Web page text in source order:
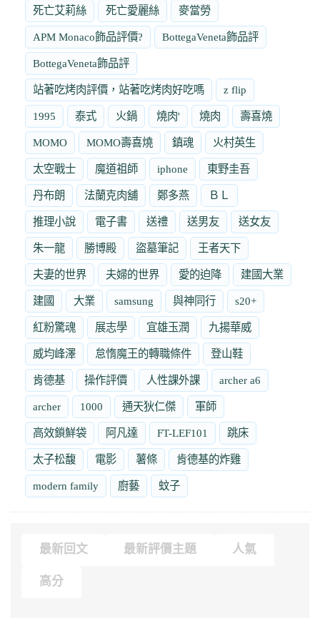
死亡艾莉絲 死亡愛麗絲 麥當勞
APM Monaco飾品評價? BottegaVeneta飾品評
BottegaVeneta飾品評
站著吃烤肉評價，站著吃烤肉好吃嗎 z flip
1995 泰式 火鍋 燒肉' 燒肉 壽喜燒
MOMO MOMO壽喜燒 鎮魂 火村英生
太空戰士 魔道祖師 iphone 東野圭吾
丹布朗 法蘭克肉舖 鄭多燕 ＢＬ
推理小說 電子書 送禮 送男友 送女友
朱一龍 勝博殿 盜墓筆記 王者天下
夫妻的世界 夫婦的世界 愛的迫降 建國大業
建國 大業 samsung 與神同行 s20+
紅粉驚魂 展志學 宜雄玉潤 九揚華威
威均峰澤 怠惰魔王的轉職條件 登山鞋
肯德基 操作評價 人性課外課 archer a6
archer 1000 通天狄仁傑 軍師
高效鎖鮮袋 阿凡達 FT-LEF101 跳床
太子松馥 電影 薯條 肯德基的炸雞
modern family 廚藝 蚊子
最新回文 最新評價主題 人氣
高分